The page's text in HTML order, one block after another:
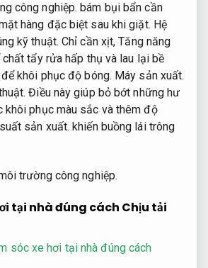
công nghiệp. bám bụi bẩn cần
hàng đặc biệt sau khi giặt. Hệ
kỹ thuật. Chỉ cần xịt,Tăng năng
chất tẩy rửa hấp thụ và lau lại bề
khôi phục độ bóng. Máy sản xuất.
Điều này giúp bỏ bớt những hư
khôi phục màu sắc và thêm độ
sản xuất. khiến buồng lái trông
trường công nghiệp.
tại nhà đúng cách Chịu tải